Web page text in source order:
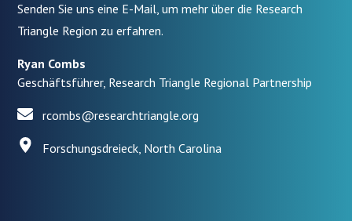
Senden Sie uns eine E-Mail, um mehr über die Research
Triangle Region zu erfahren.
Ryan Combs
Geschäftsführer, Research Triangle Regional Partnership
rcombs@researchtriangle.org
Forschungsdreieck, North Carolina